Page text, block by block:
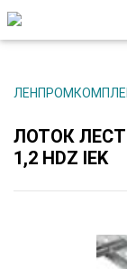
ЛОТОК
1,2 HDZ IEK